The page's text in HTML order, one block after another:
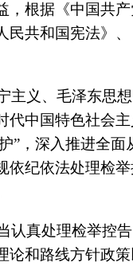
，根据《中国共
民共和国宪法》
义、毛泽东思
中国特色社会主
”，深入推进全
依纪依法处理检
真处理检举控
论和路线方针政